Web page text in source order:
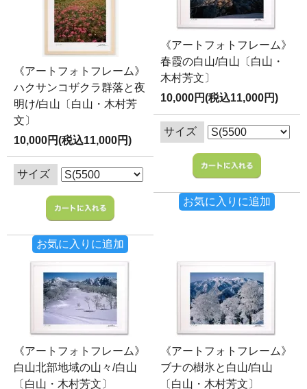
《アートフォトフレーム》
ハクサンコザクラ群落と夜
明け/白山〔白山・木村芳
文〕
10,000円(税込11,000円)
サイズ
お気に入りに追加
《アートフォトフレーム》
春霞の白山/白山〔白山・
木村芳文〕
10,000円(税込11,000円)
サイズ
お気に入りに追加
《アートフォトフレーム》
白山北部地域の山々/白山
〔白山・木村芳文〕
《アートフォトフレーム》
ブナの樹氷と白山/白山
〔白山・木村芳文〕